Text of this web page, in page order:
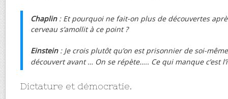
Chaplin: Et pourquoi ne fait-on plus de découvertes
cerveau s’amollit à ce point ?
Einstein: Je crois plutôt qu’on est prisonnier de soi-
découvert avant … On se répète….. Ce qui manque c’est
Dictature et démocratie.